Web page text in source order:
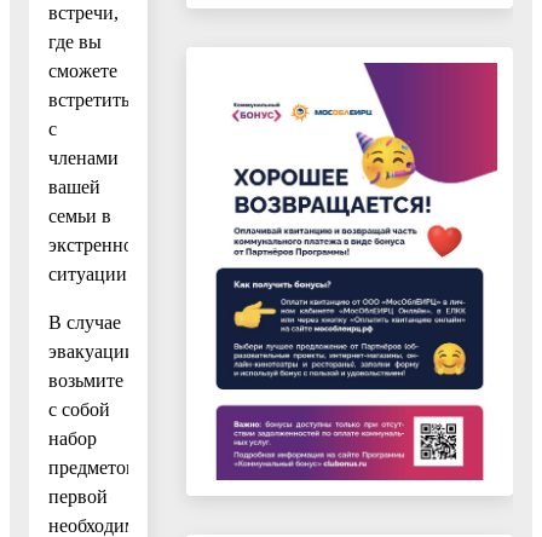
встречи,
где вы
сможете
встретиться
с
членами
вашей
семьи в
экстренной
ситуации.
В случае
эвакуации
возьмите
с собой
набор
предметов
первой
необходимости